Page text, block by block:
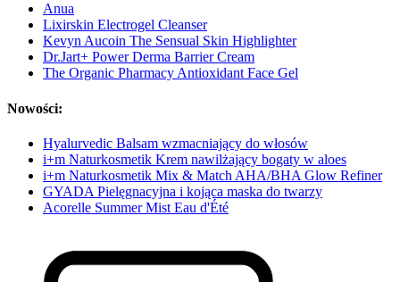
Anua
Lixirskin Electrogel Cleanser
Kevyn Aucoin The Sensual Skin Highlighter
Dr.Jart+ Power Derma Barrier Cream
The Organic Pharmacy Antioxidant Face Gel
Nowości:
Hyalurvedic Balsam wzmacniający do włosów
i+m Naturkosmetik Krem nawilżający bogaty w aloes
i+m Naturkosmetik Mix & Match AHA/BHA Glow Refiner
GYADA Pielęgnacyjna i kojąca maska do twarzy
Acorelle Summer Mist Eau d'Été